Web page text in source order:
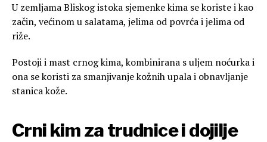
U zemljama Bliskog istoka sjemenke kima se koriste i kao
začin, većinom u salatama, jelima od povrća i jelima od
riže.
Postoji i mast crnog kima, kombinirana s uljem noćurka i
ona se koristi za smanjivanje kožnih upala i obnavljanje
stanica kože.
Crni kim za trudnice i dojilje